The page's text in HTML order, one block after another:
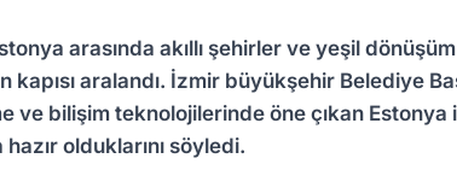
arasında akıllı şehirler ve yeşil
kapısı aralandı. İzmir büyükşehir Belediye
ve bilişim teknolojilerinde öne çıkan
hazır olduklarını söyledi.